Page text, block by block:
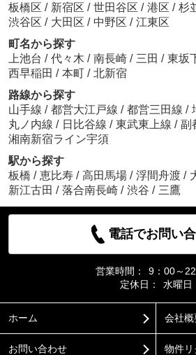
板橋区 / 新宿区 / 世田谷区 / 港区 / 杉
渋谷区 / 大田区 / 中野区 / 江東区
町名から探す
上池台 / 代々木 / 南長崎 / 三田 / 東坂
西早稲田 / 本町 / 北新宿
路線から探す
山手線 / 都営大江戸線 / 都営三田線 /
丸ノ内線 / 日比谷線 / 東武東上線 / 副
湘南新宿ライン宇須
駅から探す
板橋 / 恵比寿 / 高田馬場 / 浮間舟渡 /
新江古田 / 落合南長崎 / 渋谷 / 三鷹
電話でお問い
営業時間：
9：00～
定休日：
水曜日
ホーム 会社概
お問い合わせ 物件リ